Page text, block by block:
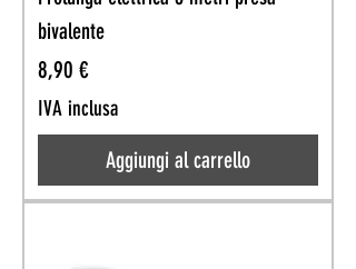
bivalente
Prezzo
8,90 €
IVA inclusa
Aggiungi al carrello